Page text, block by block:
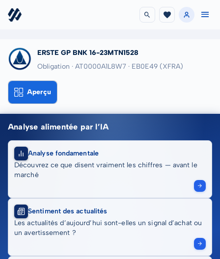
ERSTE GP BNK 16-23MTN1528
Obligation · AT0000A1L8W7 · EB0E49 (XFRA)
Aperçu
Analyse alimentée par l’IA
Analyse fondamentale
Découvrez ce que disent vraiment les chiffres — avant le
marché
Sentiment des actualités
Les actualités d’aujourd’hui sont-elles un signal d’achat ou
un avertissement ?